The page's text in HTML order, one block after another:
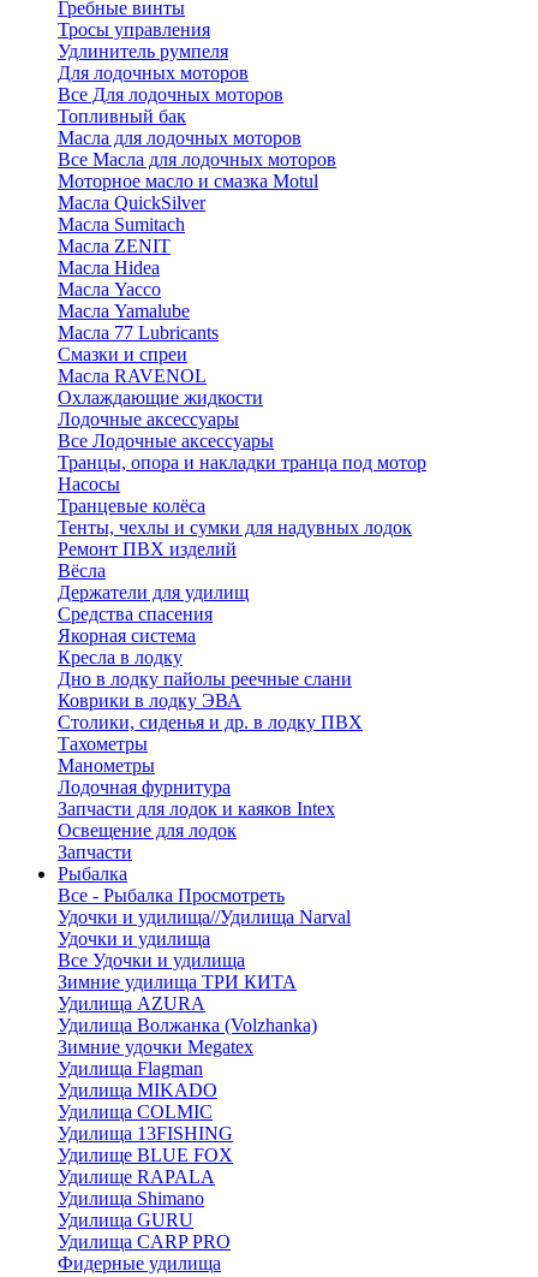
Гребные винты
Тросы управления
Удлинитель румпеля
Для лодочных моторов
Все Для лодочных моторов
Топливный бак
Масла для лодочных моторов
Все Масла для лодочных моторов
Моторное масло и смазка Motul
Масла QuickSilver
Масла Sumitach
Масла ZENIT
Масла Hidea
Масла Yacco
Масла Yamalube
Масла 77 Lubricants
Смазки и спреи
Масла RAVENOL
Охлаждающие жидкости
Лодочные аксессуары
Все Лодочные аксессуары
Транцы, опора и накладки транца под мотор
Насосы
Транцевые колёса
Тенты, чехлы и сумки для надувных лодок
Ремонт ПВХ изделий
Вёсла
Держатели для удилищ
Средства спасения
Якорная система
Кресла в лодку
Дно в лодку пайолы реечные слани
Коврики в лодку ЭВА
Столики, сиденья и др. в лодку ПВХ
Тахометры
Манометры
Лодочная фурнитура
Запчасти для лодок и каяков Intex
Освещение для лодок
Запчасти
Рыбалка
Все - Рыбалка Просмотреть
Удочки и удилища//Удилища Narval
Удочки и удилища
Все Удочки и удилища
Зимние удилища ТРИ КИТА
Удилища AZURA
Удилища Волжанка (Volzhanka)
Зимние удочки Megatex
Удилища Flagman
Удилища MIKADO
Удилища COLMIC
Удилища 13FISHING
Удилище BLUE FOX
Удилище RAPALA
Удилища Shimano
Удилища GURU
Удилища CARP PRO
Фидерные удилища